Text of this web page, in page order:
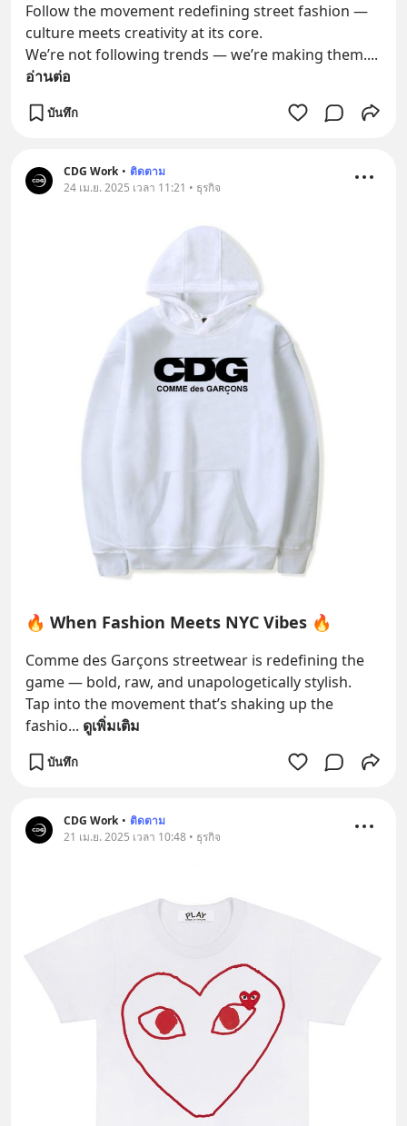
Follow the movement redefining street fashion —
culture meets creativity at its core.
We’re not following trends — we’re making them.
อ่านต่อ
บันทึก
CDG Work • ติดตาม
24 เม.ย. 2025 เวลา 11:21 • ธุรกิจ
🔥 When Fashion Meets NYC Vibes 🔥
Comme des Garçons streetwear is redefining the
game — bold, raw, and unapologetically stylish.
Tap into the movement that’s shaking up the
fashio... ดูเพิ่มเติม
บันทึก
CDG Work • ติดตาม
21 เม.ย. 2025 เวลา 10:48 • ธุรกิจ